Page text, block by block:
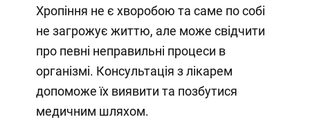
Хропіння не є хворобою та саме по собі
не загрожує життю, але може свідчити
про певні неправильні процеси в
організмі. Консультація з лікарем
допоможе їх виявити та позбутися
медичним шляхом.